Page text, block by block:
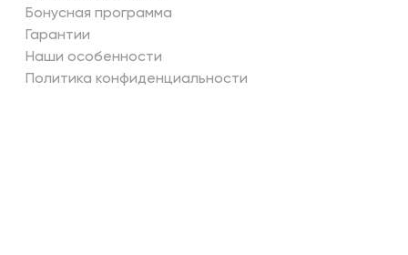
Бонусная программа
Гарантии
Наши особенности
Политика конфиденциальности